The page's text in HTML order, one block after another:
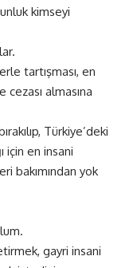
kimseyi
tartışması, en
almasına
Türkiye’deki
için en insani
bakımından yok
gayri insani